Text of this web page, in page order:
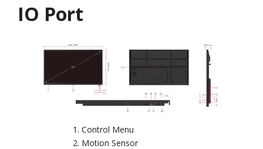
IO Port
Control Menu
Motion Sensor